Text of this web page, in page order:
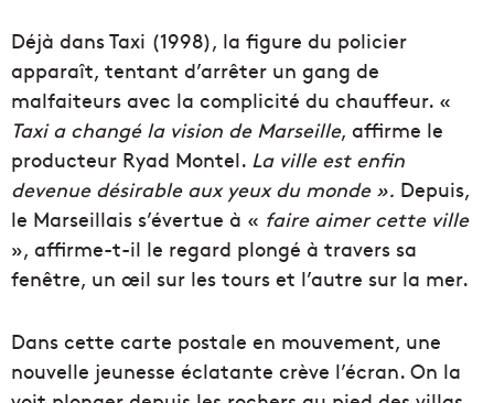
Déjà dans Taxi (1998), la figure du policier
apparaît, tentant d’arrêter un gang de
malfaiteurs avec la complicité du chauffeur. «
Taxi a changé la vision de Marseille, affirme le
producteur Ryad Montel. La ville est enfin
devenue désirable aux yeux du monde ». Depuis,
le Marseillais s’évertue à « faire aimer cette ville
», affirme-t-il le regard plongé à travers sa
fenêtre, un œil sur les tours et l’autre sur la mer.
Dans cette carte postale en mouvement, une
nouvelle jeunesse éclatante crève l’écran. On la